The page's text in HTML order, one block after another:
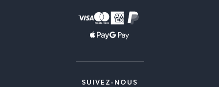
SUIVEZ-NOUS